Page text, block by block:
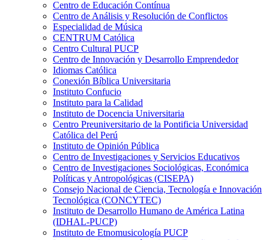
Centro de Educación Contínua
Centro de Análisis y Resolución de Conflictos
Especialidad de Música
CENTRUM Católica
Centro Cultural PUCP
Centro de Innovación y Desarrollo Emprendedor
Idiomas Católica
Conexión Bíblica Universitaria
Instituto Confucio
Instituto para la Calidad
Instituto de Docencia Universitaria
Centro Preuniversitario de la Pontificia Universidad
Católica del Perú
Instituto de Opinión Pública
Centro de Investigaciones y Servicios Educativos
Centro de Investigaciones Sociológicas, Económica
Políticas y Antropológicas (CISEPA)
Consejo Nacional de Ciencia, Tecnología e Innovación
Tecnológica (CONCYTEC)
Instituto de Desarrollo Humano de América Latina
(IDHAL-PUCP)
Instituto de Etnomusicología PUCP